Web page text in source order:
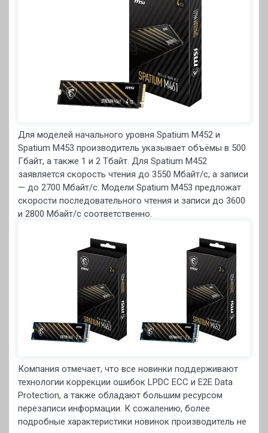
Для моделей начального уровня Spatium M452 и
Spatium M453 производитель указывает объёмы в 500
Гбайт, а также 1 и 2 Тбайт. Для Spatium M452
заявляется скорость чтения до 3550 Мбайт/с, а записи
— до 2700 Мбайт/с. Модели Spatium M453 предложат
скорости последовательного чтения и записи до 3600
и 2800 Мбайт/с соответственно.
Компания отмечает, что все новинки поддерживают
технологии коррекции ошибок LPDC ECC и E2E Data
Protection, а также обладают большим ресурсом
перезаписи информации. К сожалению, более
подробные характеристики новинок производитель не